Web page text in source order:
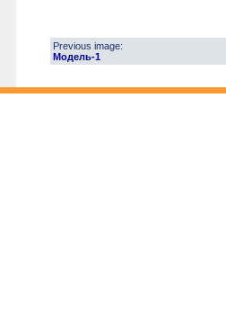
Previous image:
Модель-1